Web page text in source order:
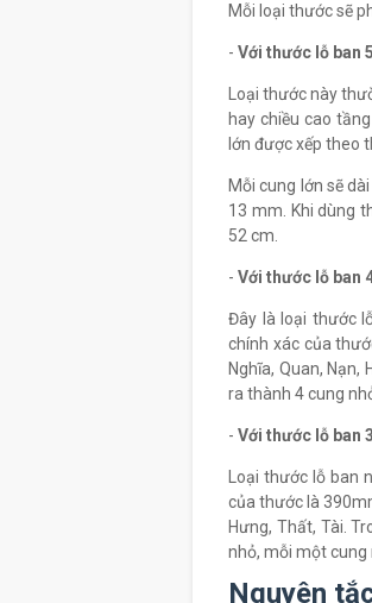
Mỗi loại thước sẽ
- Với thước lỗ ban
Loại thước này
hay chiều cao
lớn được xếp theo
Mỗi cung lớn sẽ
13 mm. Khi dùng
52 cm.
- Với thước lỗ ban
Đây là loại thước
chính xác của
Nghĩa, Quan,
ra thành 4 cung
- Với thước lỗ ban
Loại thước lỗ ban
của thước là
Hưng, Thất, Tài.
nhỏ, mỗi một cung
Nguyên